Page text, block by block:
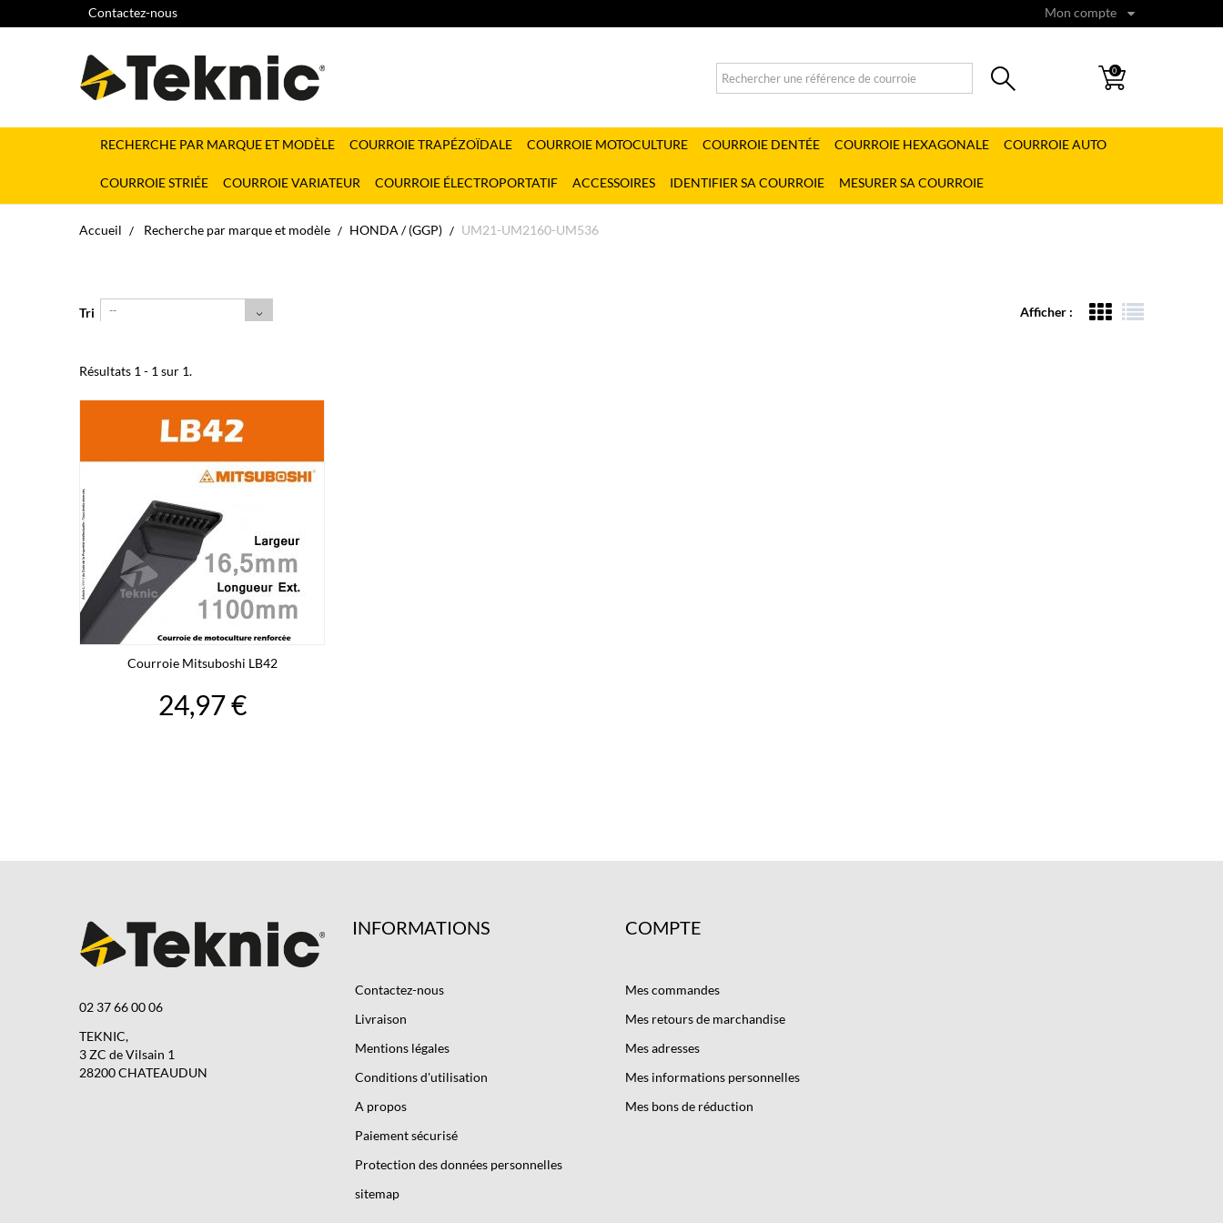
Mon compte
Contactez-nous
0
RECHERCHE PAR MARQUE ET MODÈLE COURROIE TRAPÉZOÏDALE COURROIE MOTOCULTURE COURROIE DENTÉE COURROIE HEXAGONALE COURROIE AUTO
COURROIE STRIÉE COURROIE VARIATEUR COURROIE ÉLECTROPORTATIF ACCESSOIRES IDENTIFIER SA COURROIE MESURER SA COURROIE
Accueil Recherche par marque et modèle HONDA / (GGP) UM21-UM2160-UM536
Afficher :
Tri --
Résultats 1 - 1 sur 1.
Courroie Mitsuboshi LB42
24,97 €
02 37 66 00 06
TEKNIC,
3 ZC de Vilsain 1
28200 CHATEAUDUN
INFORMATIONS
Contactez-nous
Livraison
Mentions légales
Conditions d'utilisation
A propos
Paiement sécurisé
Protection des données personnelles
sitemap
COMPTE
Mes commandes
Mes retours de marchandise
Mes adresses
Mes informations personnelles
Mes bons de réduction